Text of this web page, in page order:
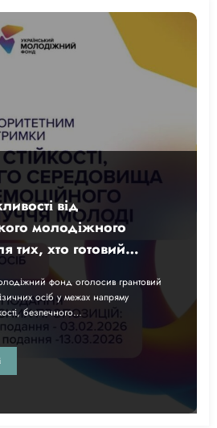
від
молодіжного
тих, хто готовий
стійкість
благополуччя
фонд оголосив грантовий
осіб у межах напряму
безпечного…